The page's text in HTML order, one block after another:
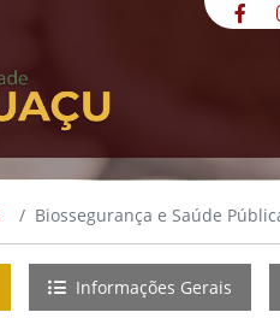
Biossegurança e Saúde
Informações Gerais